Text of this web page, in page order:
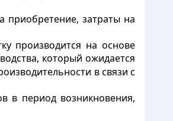
приобретение, затраты на
производится на основе
который ожидается
в связи с
в период возникновения,